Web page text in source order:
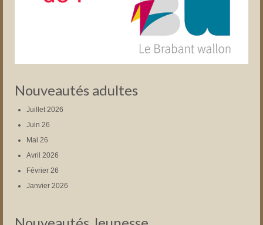
Nouveautés adultes
Juillet 2026
Juin 26
Mai 26
Avril 2026
Février 26
Janvier 2026